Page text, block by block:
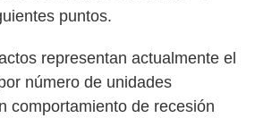
puntos.
representan actualmente el
número de unidades
comportamiento de recesión